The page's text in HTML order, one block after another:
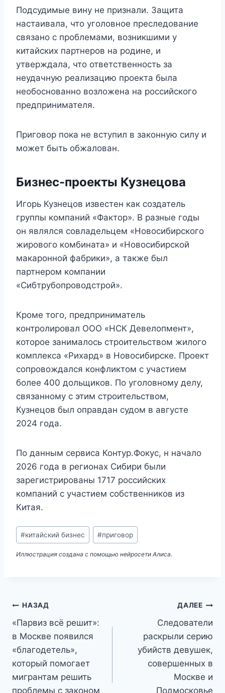
Подсудимые вину не признали. Защита
настаивала, что уголовное преследование
связано с проблемами, возникшими у
китайских партнеров на родине, и
утверждала, что ответственность за
неудачную реализацию проекта была
необоснованно возложена на российского
предпринимателя.
Приговор пока не вступил в законную силу и
может быть обжалован.
Бизнес-проекты Кузнецова
Игорь Кузнецов известен как создатель
группы компаний «Фактор». В разные годы
он являлся совладельцем «Новосибирского
жирового комбината» и «Новосибирской
макаронной фабрики», а также был
партнером компании
«Сибтрубопроводстрой».
Кроме того, предприниматель
контролировал ООО «НСК Девелопмент»,
которое занималось строительством жилого
комплекса «Рихард» в Новосибирске. Проект
сопровождался конфликтом с участием
более 400 дольщиков. По уголовному делу,
связанному с этим строительством,
Кузнецов был оправдан судом в августе
2024 года.
По данным сервиса Контур.Фокус, н начало
2026 года в регионах Сибири были
зарегистрированы 1717 российских
компаний с участием собственников из
Китая.
Метки
записи:
#китайский бизнес #приговор
Иллюстрация создана с помощью нейросети Алиса.
Навигация
по
записям
НАЗАД
«Парвиз всё решит»:
в Москве появился
«благодетель»,
который помогает
мигрантам решить
проблемы с законом
ДАЛЕЕ
Следователи
раскрыли серию
убийств девушек,
совершенных в
Москве и
Подмосковье